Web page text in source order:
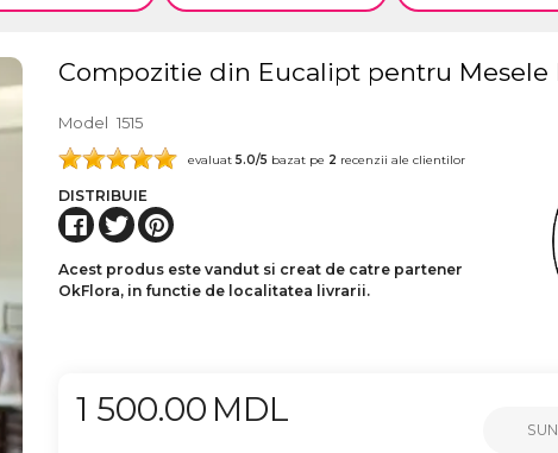
Compozitie din Eucalipt pentru Mesele
Model 1515
evaluat5.0/5 bazat pe 2 recenzii ale clientilor
DISTRIBUIE
Acest produs este vandut si creat de catre partener
OkFlora, in functie de localitatea livrarii.
1 500.00 MDL